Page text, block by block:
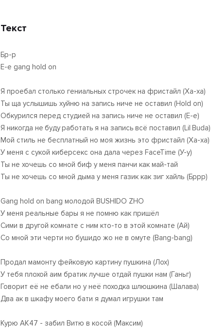
Текст
Бр-р
Е-е gang hold on
Я проебал столько гениальных строчек на фристайл (Ха-ха)
Ты ща услышишь хуйню на запись ниче не оставил (Hold on)
Обкурился перед студией на запись ниче не оставил (Е-е)
Я никогда не буду работать я на запись всё поставил (Lil Buda)
Мой стиль не бесплатный но моя жизнь это фристайл (Ха-ха)
У меня с сукой киберсекс она дала через FaceTime (У-у)
Ты не хочешь со мной биф у меня панчи как май-тай
Ты не хочешь со мной дыма у меня газик как зиг хайль (Бррр)
Gang hold on bang молодой BUSHIDO ZHO
У меня реальные бары я не помню как пришёл
Сими в другой комнате с ним кто-то в этой комнате (Ай)
Со мной эти черти но бушидо жо не в омуте (Bang-bang)
Продал мамонту фейковую картину пушкина (Лох)
У тебя плохой аим братик лучше отдай пушки нам (Ганьг)
Говорит её не ебали но y неё походка шлюшкина (Шалава)
Два ак в шкафу моего бати я думал игрушки там
Курю АК47 - забил Витю в косой (Максим)